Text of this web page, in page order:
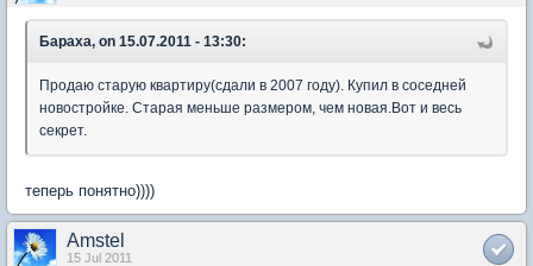
Бараха, on 15.07.2011 - 13:30:
Продаю старую квартиру(сдали в 2007 году). Купил в соседней
новостройке. Старая меньше размером, чем новая.Вот и весь
секрет.
теперь понятно))))
Amstel
15 Jul 2011